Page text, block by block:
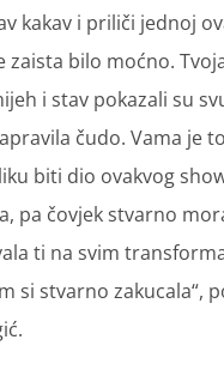
kakav i priliči jednoj
zaista bilo moćno.
i stav pokazali su
čudo. Vama je
biti dio ovakvog
pa čovjek stvarno
ti na svim
si stvarno zakucala“,